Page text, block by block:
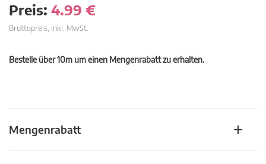
Preis: 4.99 €
Bruttopreis, inkl. MwSt.
Bestelle über 10m um einen Mengenrabatt zu erhalten.
Mengenrabatt